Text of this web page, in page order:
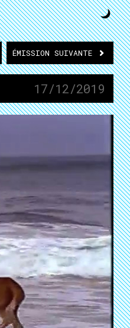
ÉMISSION SUIVANTE
17/12/2019